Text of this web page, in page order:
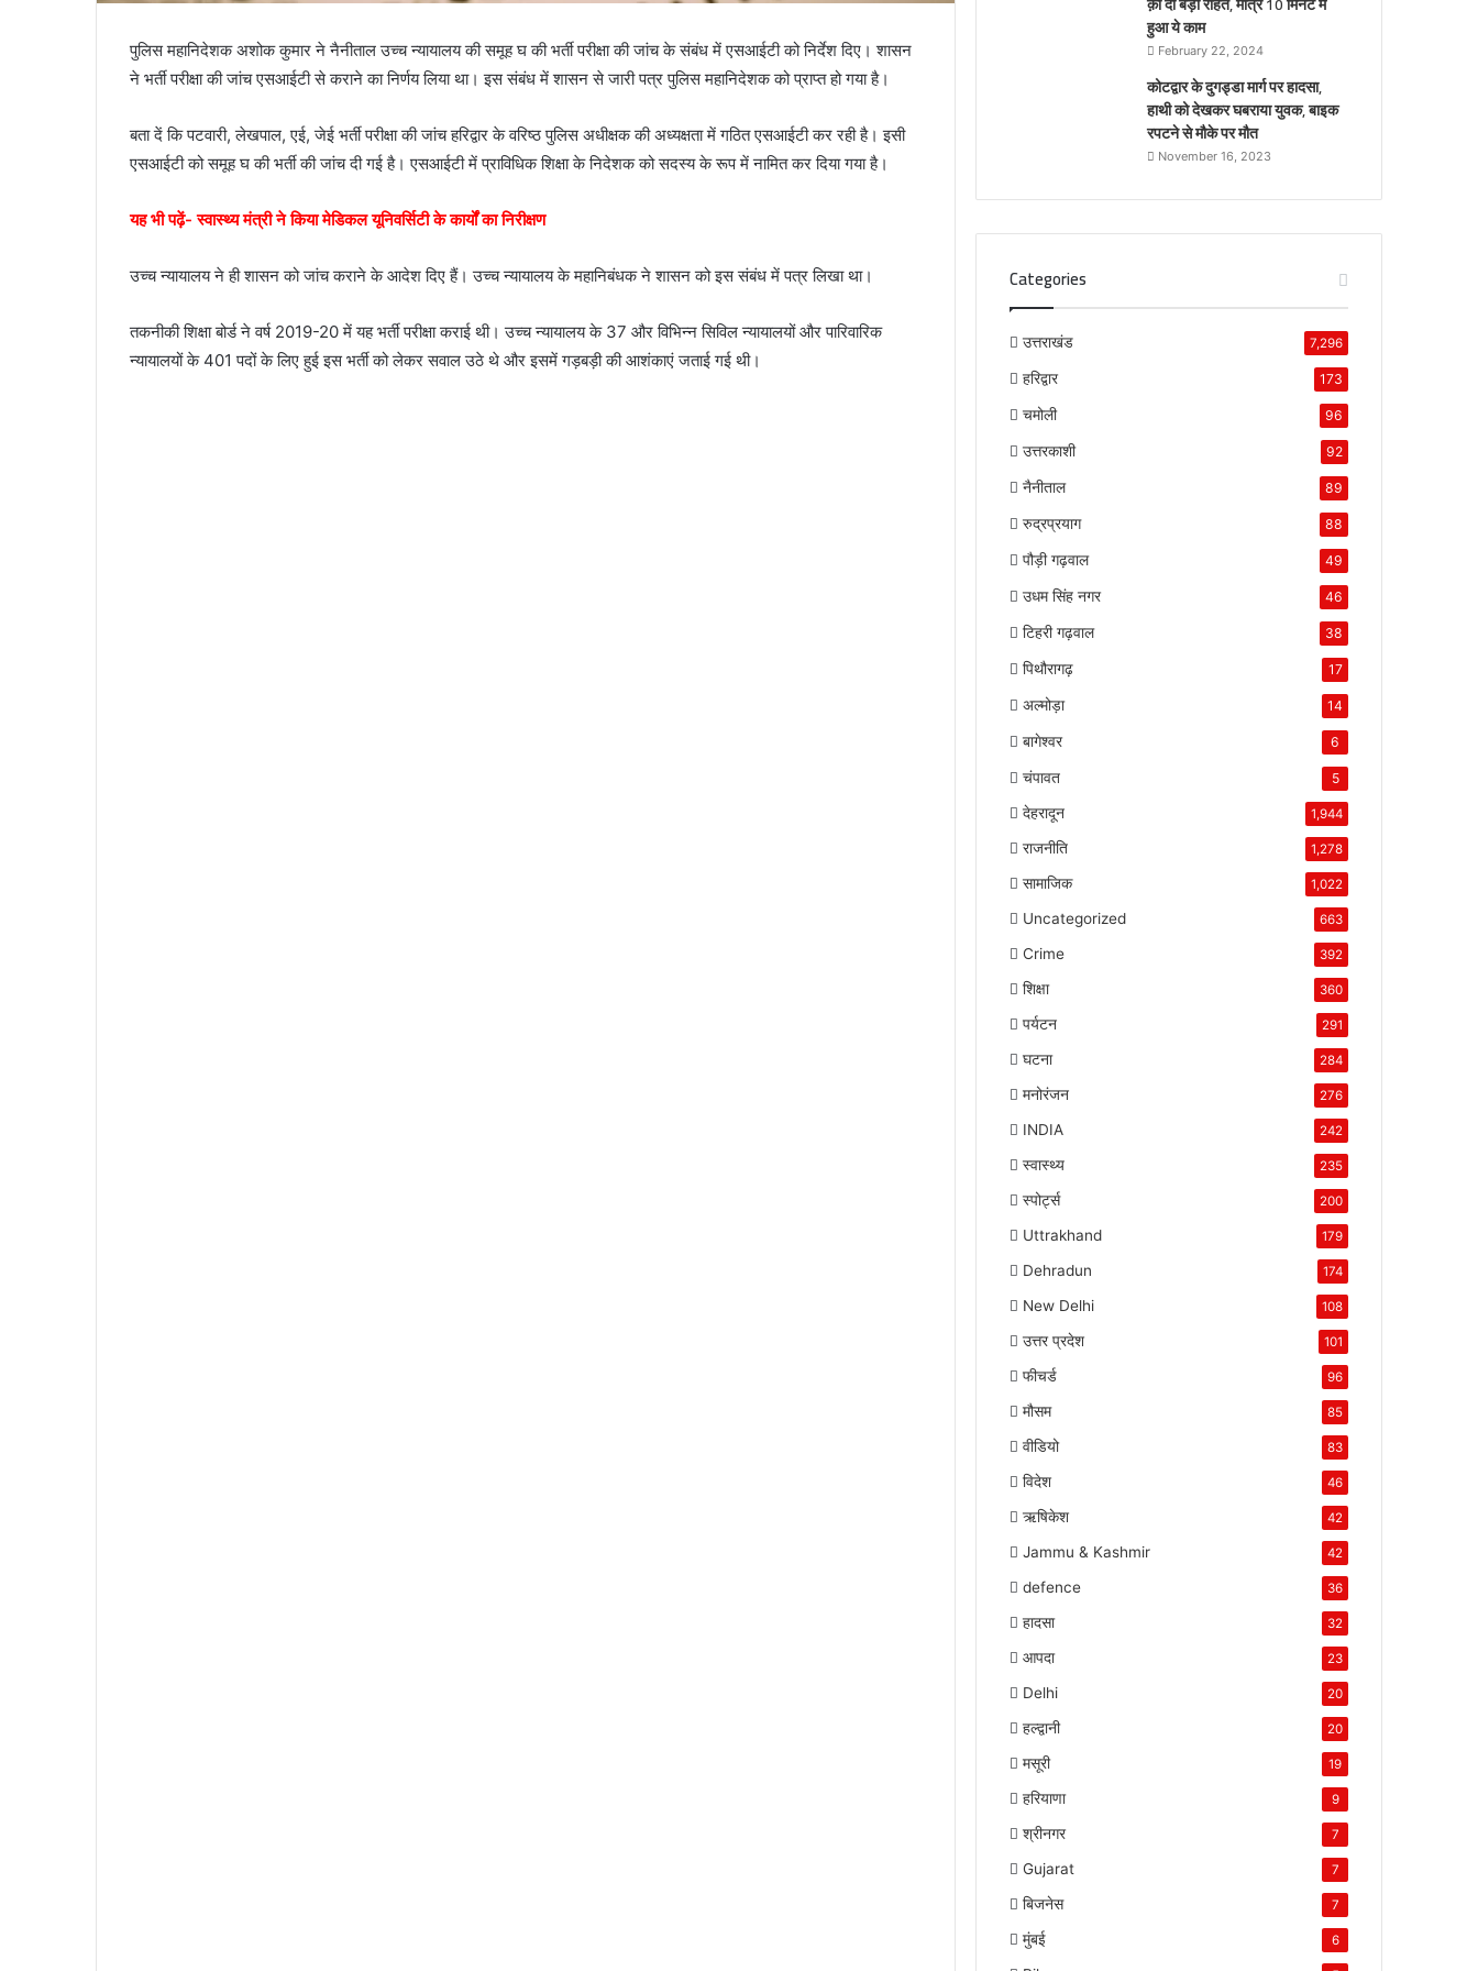
पुलिस महानिदेशक अशोक कुमार ने नैनीताल उच्च न्यायालय की समूह घ की भर्ती परीक्षा की जांच के संबंध में एसआईटी को निर्देश दिए। शासन
ने भर्ती परीक्षा की जांच एसआईटी से कराने का निर्णय लिया था। इस संबंध में शासन से जारी पत्र पुलिस महानिदेशक को प्राप्त हो गया है।
बता दें कि पटवारी, लेखपाल, एई, जेई भर्ती परीक्षा की जांच हरिद्वार के वरिष्ठ पुलिस अधीक्षक की अध्यक्षता में गठित एसआईटी कर रही है। इसी
एसआईटी को समूह घ की भर्ती की जांच दी गई है। एसआईटी में प्राविधिक शिक्षा के निदेशक को सदस्य के रूप में नामित कर दिया गया है।
यह भी पढ़ें- स्वास्थ्य मंत्री ने किया मेडिकल यूनिवर्सिटी के कार्यों का निरीक्षण
उच्च न्यायालय ने ही शासन को जांच कराने के आदेश दिए हैं। उच्च न्यायालय के महानिबंधक ने शासन को इस संबंध में पत्र लिखा था।
तकनीकी शिक्षा बोर्ड ने वर्ष 2019-20 में यह भर्ती परीक्षा कराई थी। उच्च न्यायालय के 37 और विभिन्न सिविल न्यायालयों और पारिवारिक
न्यायालयों के 401 पदों के लिए हुई इस भर्ती को लेकर सवाल उठे थे और इसमें गड़बड़ी की आशंकाएं जताई गई थी।
हुआ ये काम
February 22, 2024
कोटद्वार के दुगड्डा मार्ग पर हादसा,
हाथी को देखकर घबराया युवक, बाइक
रपटने से मौके पर मौत
November 16, 2023
Categories
उत्तराखंड 7,296
हरिद्वार 173
चमोली 96
उत्तरकाशी 92
नैनीताल 89
रुद्रप्रयाग 88
पौड़ी गढ़वाल 49
उधम सिंह नगर 46
टिहरी गढ़वाल 38
पिथौरागढ़ 17
अल्मोड़ा 14
बागेश्वर 6
चंपावत 5
देहरादून 1,944
राजनीति 1,278
सामाजिक 1,022
Uncategorized 663
Crime 392
शिक्षा 360
पर्यटन 291
घटना 284
मनोरंजन 276
INDIA 242
स्वास्थ्य 235
स्पोर्ट्स 200
Uttrakhand 179
Dehradun 174
New Delhi 108
उत्तर प्रदेश 101
फीचर्ड 96
मौसम 85
वीडियो 83
विदेश 46
ऋषिकेश 42
Jammu & Kashmir 42
defence 36
हादसा 32
आपदा 23
Delhi 20
हल्द्वानी 20
मसूरी 19
हरियाणा 9
श्रीनगर 7
Gujarat 7
बिजनेस 7
मुंबई 6